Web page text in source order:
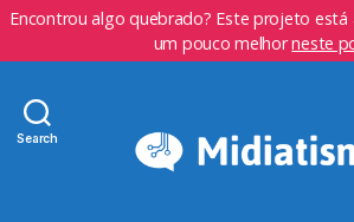
Encontrou algo quebrado? Este projeto está
um pouco melhorneste
Search